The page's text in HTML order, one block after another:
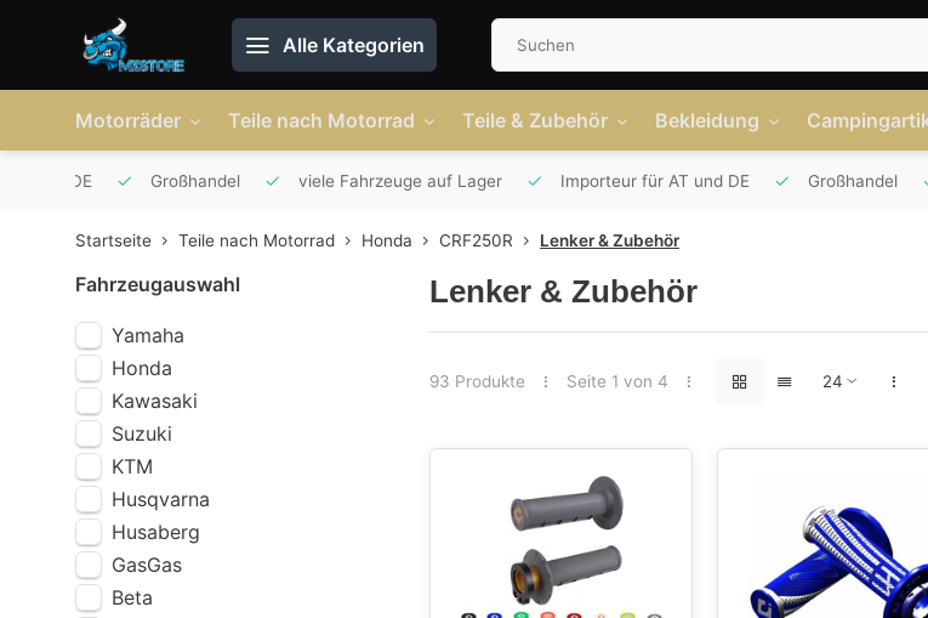
Alle Kategorien
Motorräder Teile nach Motorrad Teile & Zubehör Bekleidung
und DE Großhandel viele Fahrzeuge auf Lager Importeur für AT und DE Großhandel
Startseite Teile nach Motorrad Honda CRF250R Lenker & Zubehör
Fahrzeugauswahl
Yamaha
Honda
Kawasaki
Suzuki
KTM
Husqvarna
Husaberg
GasGas
Beta
Lenker & Zubehör
93 Produkte Seite 1 von 4